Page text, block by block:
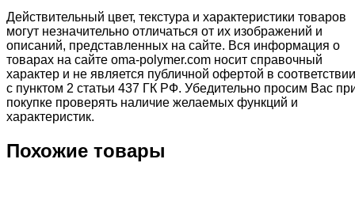
Действительный цвет, текстура и характеристики товаров
могут незначительно отличаться от их изображений и
описаний, представленных на сайте. Вся информация о
товарах на сайте oma-polymer.com носит справочный
характер и не является публичной офертой в соответствии
с пунктом 2 статьи 437 ГК РФ. Убедительно просим Вас
покупке проверять наличие желаемых функций и
характеристик.
Похожие товары